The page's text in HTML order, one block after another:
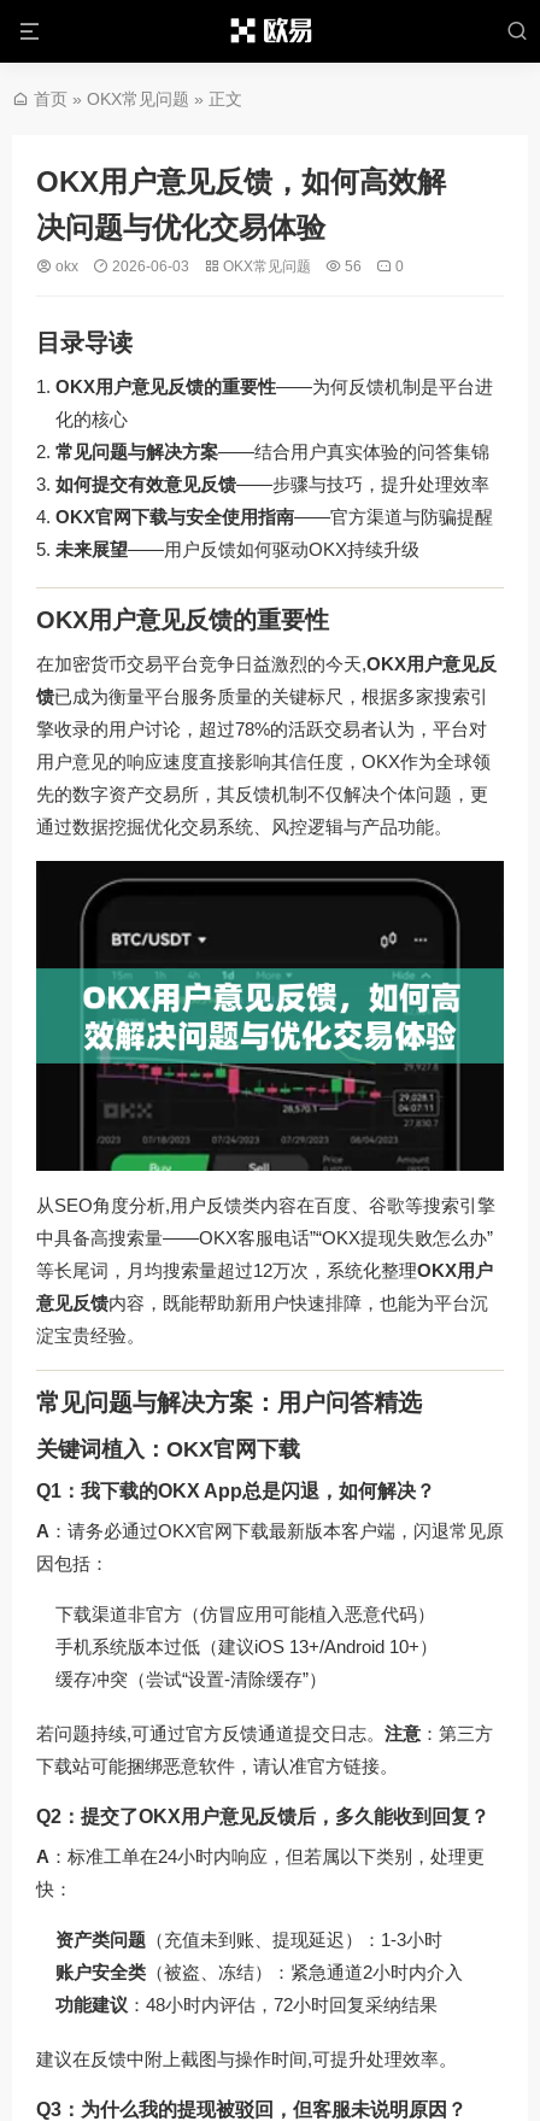
首页 » OKX常见问题 » 正文
OKX用户意见反馈，如何高效解
决问题与优化交易体验
okx 2026-06-03 OKX常见问题 56 0
目录导读
OKX用户意见反馈的重要性——为何反馈机制是平台进
化的核心
常见问题与解决方案——结合用户真实体验的问答集锦
如何提交有效意见反馈——步骤与技巧，提升处理效率
OKX官网下载与安全使用指南——官方渠道与防骗提醒
未来展望——用户反馈如何驱动OKX持续升级
OKX用户意见反馈的重要性
在加密货币交易平台竞争日益激烈的今天,OKX用户意见反
馈已成为衡量平台服务质量的关键标尺，根据多家搜索引
擎收录的用户讨论，超过78%的活跃交易者认为，平台对
用户意见的响应速度直接影响其信任度，OKX作为全球领
先的数字资产交易所，其反馈机制不仅解决个体问题，更
通过数据挖掘优化交易系统、风控逻辑与产品功能。
从SEO角度分析,用户反馈类内容在百度、谷歌等搜索引擎
中具备高搜索量——OKX客服电话”“OKX提现失败怎么办”
等长尾词，月均搜索量超过12万次，系统化整理OKX用户
意见反馈内容，既能帮助新用户快速排障，也能为平台沉
淀宝贵经验。
常见问题与解决方案：用户问答精选
关键词植入：OKX官网下载
Q1：我下载的OKX App总是闪退，如何解决？
A ：请务必通过OKX官网下载最新版本客户端，闪退常见原
因包括：
下载渠道非官方（仿冒应用可能植入恶意代码）
手机系统版本过低（建议iOS 13+/Android 10+）
缓存冲突（尝试“设置-清除缓存”）
若问题持续,可通过官方反馈通道提交日志。 注意 ：第三方
下载站可能捆绑恶意软件，请认准官方链接。
Q2：提交了OKX用户意见反馈后，多久能收到回复？
A ：标准工单在24小时内响应，但若属以下类别，处理更
快：
资产类问题 （充值未到账、提现延迟）：1-3小时
账户安全类 （被盗、冻结）：紧急通道2小时内介入
功能建议 ：48小时内评估，72小时回复采纳结果
建议在反馈中附上截图与操作时间,可提升处理效率。
Q3：为什么我的提现被驳回，但客服未说明原因？